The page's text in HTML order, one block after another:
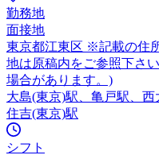
勤務地
面接地
東京都江東区 ※記載の住
地は原稿内をご参照下さ
場合があります。)
大島(東京)駅、亀戸駅、西
住吉(東京)駅
シフト